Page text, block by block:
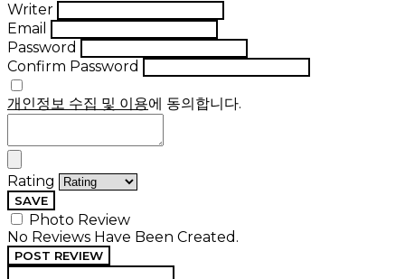
Writer
Email
Password
Confirm Password
개인정보 수집 및 이용에 동의합니다.
Rating
SAVE
Photo Review
No Reviews Have Been Created.
POST REVIEW